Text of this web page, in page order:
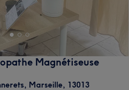
Magnétiseuse
, Marseille, 13013